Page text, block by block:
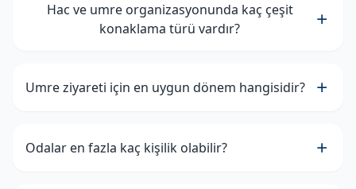
Hac ve umre organizasyonunda kaç çeşit
konaklama türü vardır?
Umre ziyareti için en uygun dönem hangisidir?
Odalar en fazla kaç kişilik olabilir?